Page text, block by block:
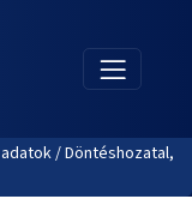
/ Döntéshozatal,